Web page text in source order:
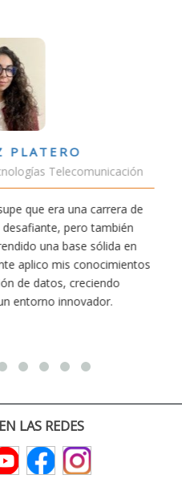
SÁNCHEZ VALENCIA
Doble Grado Teleco-ADE
me ha permitido comprender
nuestra vida diaria. Aunque la
he dedicado parte de mi tiempo
el salvamento y socorrismo.
elegir teleco ha sido una de las
que he tomado.
LAS REDES